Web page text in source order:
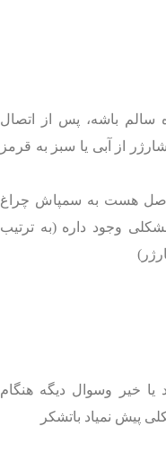
باشه، پس از اتصال
از آبی یا سبز به قرمز
وصل هست به سمپاش چراغ
وجود داره (به ترتیب
یا خیر وسوال دیگه هنگام
پیش نمیاد باتشکر